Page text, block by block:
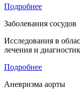
Подробнее
Заболевания сосудов
Исследования в
лечения и
Подробнее
Аневризма аорты